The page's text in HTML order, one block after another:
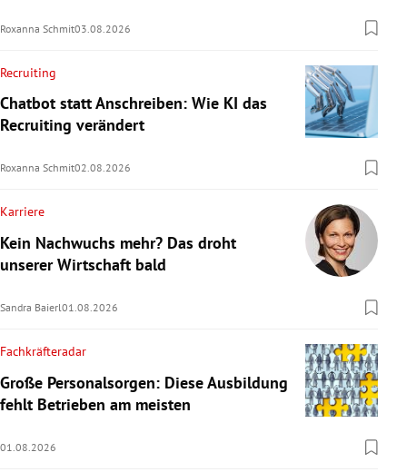
Roxanna Schmit03.08.2026
Recruiting
Chatbot statt Anschreiben: Wie KI das
Recruiting verändert
Roxanna Schmit02.08.2026
Karriere
Kein Nachwuchs mehr? Das droht
unserer Wirtschaft bald
Sandra Baierl01.08.2026
Fachkräfteradar
Große Personalsorgen: Diese Ausbildung
fehlt Betrieben am meisten
01.08.2026